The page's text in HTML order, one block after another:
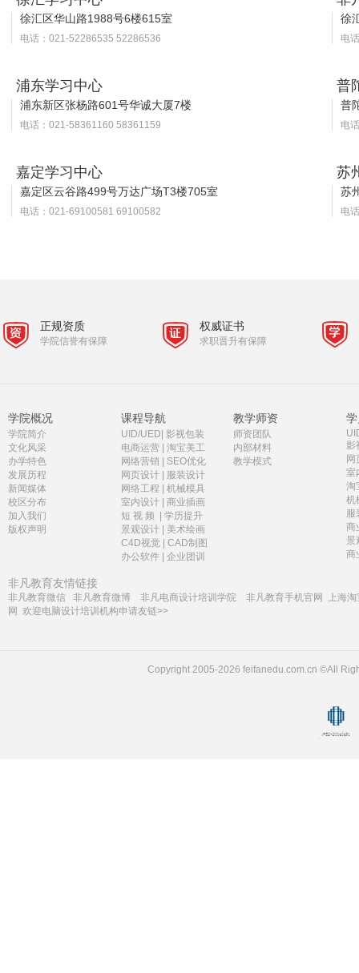
徐汇区华山路1988号6楼615室
电话：021-52286535 52286536
徐
电
浦东学习中心
浦东新区张杨路601号华诚大厦7楼
电话：021-58361160 58361159
普
普
电
嘉定学习中心
嘉定区云谷路499号万达广场T3楼705室
电话：021-69100581 69100582
苏
苏
电
正规资质
学院信誉有保障
权威证书
求职晋升有保障
学院概况
学院简介
文化风采
办学特色
发展历程
新闻媒体
校区分布
加入我们
版权声明
课程导航
UID/UED 影视包装
电商运营| 淘宝美工
网络营销
SEO优化
网页设计|
服装设计
网络工程
机械模具
室内设计| 商业插画
短 视 频
学历提升
景观设计|
美术绘画
C4D视觉| CAD制图
办公软件| 企业团训
教学师资
师资团队
内部材料
教学模式
影
网
室
淘
机
服
商
景
商
非凡教育友情链接
非凡教育微信 非凡教育微博 非凡电商设计培训学院 非凡教育手机官网
上海
网 欢迎电脑设计培训机构申请友链>>
Copyright 2005-2026 feifanedu.com.cn ©All